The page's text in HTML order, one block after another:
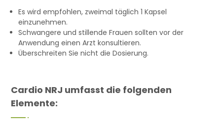
Es wird empfohlen, zweimal täglich 1 Kapsel
einzunehmen.
Schwangere und stillende Frauen sollten vor der
Anwendung einen Arzt konsultieren.
Überschreiten Sie nicht die Dosierung.
Cardio NRJ umfasst die folgenden
Elemente: